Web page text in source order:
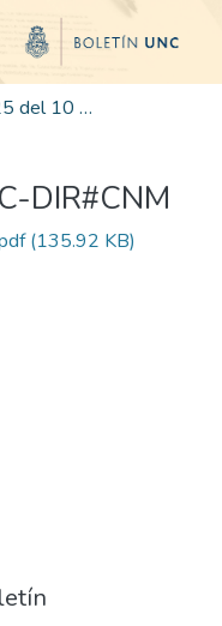
Edición 009/2025 del 10 de julio de 2025
DIR#CNM
(135.92 KB)